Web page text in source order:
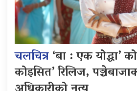
चलचित्र‘बा : एक योद्धा’
कोइसित’ रिलिज,